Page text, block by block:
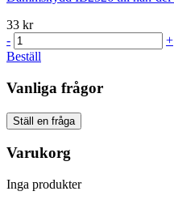
33 kr
-
+
Beställ
Vanliga frågor
Ställ en fråga
Varukorg
Inga produkter